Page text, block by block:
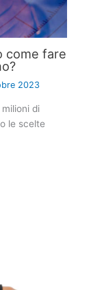
come fare
2023
di
le scelte